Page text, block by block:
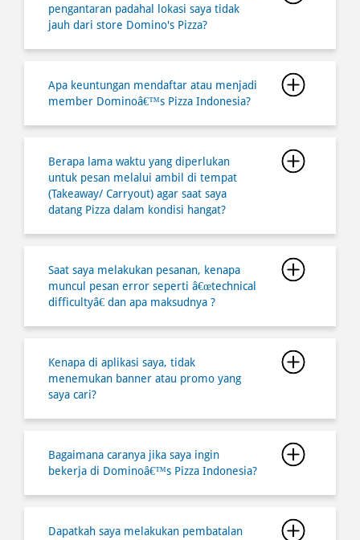
member Dominoâ€™s Pizza Indonesia?
untuk pesan melalui ambil di tempat
(Takeaway/ Carryout) agar saat saya
Saat saya melakukan pesanan, kenapa
muncul pesan error seperti â€œtechnical
difficultyâ€ dan apa maksudnya ?
Kenapa di aplikasi saya, tidak
menemukan banner atau promo yang
saya cari?
Bagaimana caranya jika saya ingin
bekerja di Dominoâ€™s Pizza Indonesia?
atas pesanan saya?
pembayaran yang telah saya lakukan